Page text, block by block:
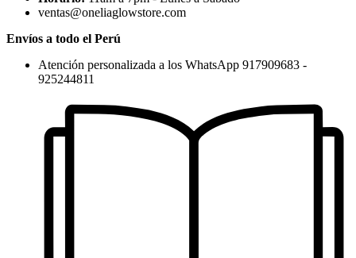
ventas@oneliaglowstore.com
Envíos a todo el Perú
Atención personalizada a los WhatsApp 917909683 -
925244811